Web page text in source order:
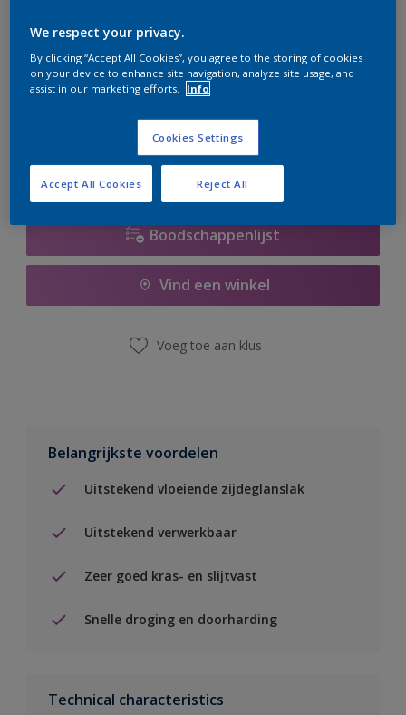
Op dit moment is het niet mogelijk dit product online
te bestellen. Houd de website in de gaten, we werken
er hard aan om de voorraad aan te vullen.
Boodschappenlijst
Vind een winkel
Voeg toe aan klus
Belangrijkste voordelen
Uitstekend vloeiende zijdeglanslak
Uitstekend verwerkbaar
Zeer goed kras- en slijtvast
Snelle droging en doorharding
Technical characteristics
We respect your privacy.
By clicking “Accept All Cookies”, you agree to the storing of cookies
on your device to enhance site navigation, analyze site usage, and
assist in our marketing efforts.
Info
Cookies Settings
Reject All
Accept All Cookies